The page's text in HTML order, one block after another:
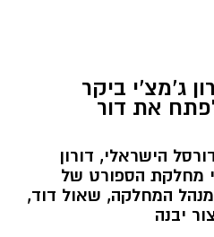
ג'מצ'י ביקר
את דור
הישראלי, דורון
מחלקת הספורט של
מנהל המחלקה, שאול דוד,
יבנה